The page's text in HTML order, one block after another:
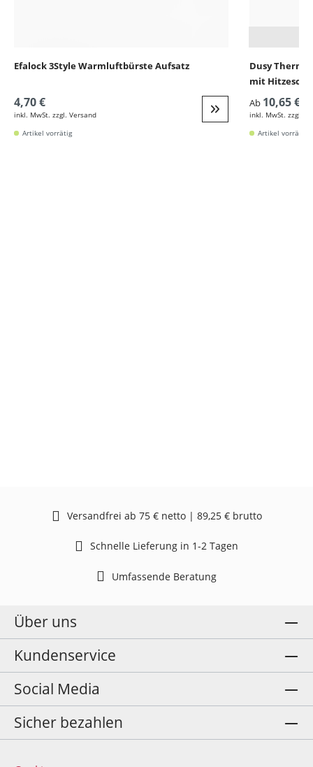
Efalock 3Style Warmluftbürste Aufsatz
4,70 €
inkl. MwSt. zzgl. Versand Weiter zur Detail
Artikel vorrätig
Dusy
mit
Ab 10,65 €
inkl. MwSt. zzgl.
Artikel vorrätig
Versandfrei ab 75 € netto | 89,25 € brutto
Schnelle Lieferung in 1-2 Tagen
Umfassende Beratung
Über uns
Kundenservice
Social Media
Sicher bezahlen